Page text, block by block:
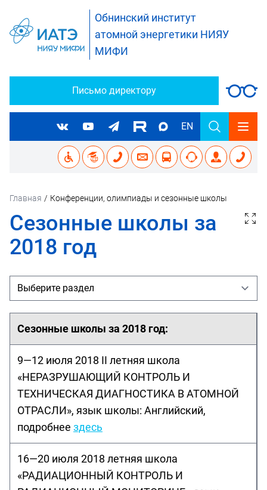
Обнинский институт
атомной энергетики НИЯУ
МИФИ
Письмо директору
EN
Главная / Конференции, олимпиады и сезонные школы
Сезонные школы за
2018 год
Сезонные школы за 2018 год:
9—12 июля 2018 II летняя школа
«НЕРАЗРУШАЮЩИЙ КОНТРОЛЬ И
ТЕХНИЧЕСКАЯ ДИАГНОСТИКА В АТОМНОЙ
ОТРАСЛИ», язык школы: Английский,
подробнее здесь
16—20 июля 2018 летняя школа
«РАДИАЦИОННЫЙ КОНТРОЛЬ И